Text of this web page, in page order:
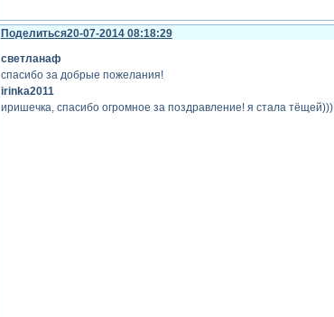
Поделиться20-07-2014 08:18:29
светланаф
спасибо за добрые пожелания!
irinka2011
иришечка, спасибо огромное за поздравление! я стала тёщей)))